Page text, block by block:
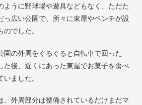
ように野球場や遊具などもなく、ただた
っ広い公園で、所々に東屋やベンチが設
でした。
園の外周をぐるぐると自転車で回った
た後、近くにあった東屋でお菓子を食べ
ました。
、外周部分は整備されているだけまだマ